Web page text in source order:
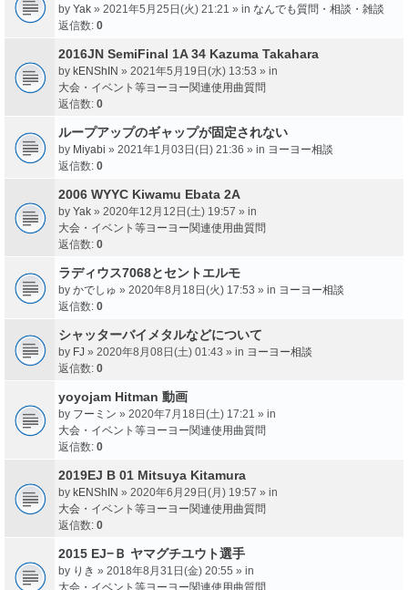
by Yak » 2021年5月25日(火) 21:21 » in なんでも質問・相談・雑談
返信数: 0
2016JN SemiFinal 1A 34 Kazuma Takahara
by kENShIN » 2021年5月19日(水) 13:53 » in
大会・イベント等ヨーヨー関連使用曲質問
返信数: 0
ループアップのギャップが固定されない
by Miyabi » 2021年1月03日(日) 21:36 » in ヨーヨー相談
返信数: 0
2006 WYYC Kiwamu Ebata 2A
by Yak » 2020年12月12日(土) 19:57 » in
大会・イベント等ヨーヨー関連使用曲質問
返信数: 0
ラディウス7068とセントエルモ
by かでしゅ » 2020年8月18日(火) 17:53 » in ヨーヨー相談
返信数: 0
シャッターバイメタルなどについて
by FJ » 2020年8月08日(土) 01:43 » in ヨーヨー相談
返信数: 0
yoyojam Hitman 動画
by フーミン » 2020年7月18日(土) 17:21 » in
大会・イベント等ヨーヨー関連使用曲質問
返信数: 0
2019EJ B 01 Mitsuya Kitamura
by kENShIN » 2020年6月29日(月) 19:57 » in
大会・イベント等ヨーヨー関連使用曲質問
返信数: 0
2015 EJ−Ｂ ヤマグチユウト選手
by りき » 2018年8月31日(金) 20:55 » in
大会・イベント等ヨーヨー関連使用曲質問